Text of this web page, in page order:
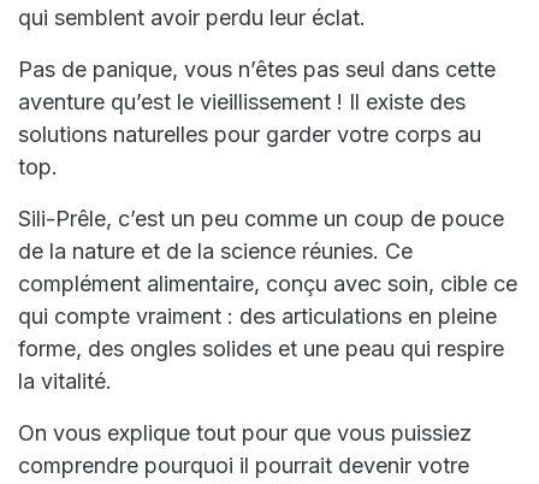
qui semblent avoir perdu leur éclat.
Pas de panique, vous n’êtes pas seul dans cette
aventure qu’est le vieillissement ! Il existe des
solutions naturelles pour garder votre corps au
top.
Sili-Prêle, c’est un peu comme un coup de pouce
de la nature et de la science réunies. Ce
complément alimentaire, conçu avec soin, cible ce
qui compte vraiment : des articulations en pleine
forme, des ongles solides et une peau qui respire
la vitalité.
On vous explique tout pour que vous puissiez
comprendre pourquoi il pourrait devenir votre